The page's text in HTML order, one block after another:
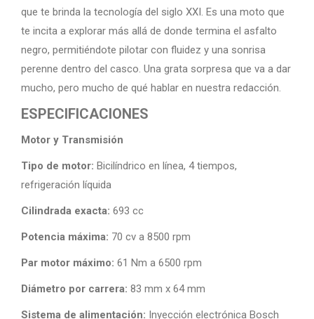
que te brinda la tecnología del siglo XXI. Es una moto que
te incita a explorar más allá de donde termina el asfalto
negro, permitiéndote pilotar con fluidez y una sonrisa
perenne dentro del casco. Una grata sorpresa que va a dar
mucho, pero mucho de qué hablar en nuestra redacción.
ESPECIFICACIONES
Motor y Transmisión
Tipo de motor: Bicilíndrico en línea, 4 tiempos,
refrigeración líquida
Cilindrada exacta: 693 cc
Potencia máxima: 70 cv a 8500 rpm
Par motor máximo: 61 Nm a 6500 rpm
Diámetro por carrera: 83 mm x 64 mm
Sistema de alimentación: Inyección electrónica Bosch